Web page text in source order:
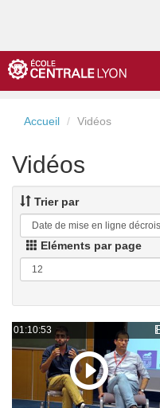
Accueil Vidéos
Vidéos
Trier par
Eléments par page
01:10:53